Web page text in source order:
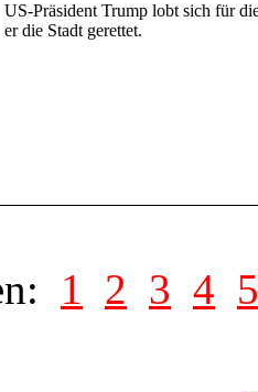
US-Präsident Trump lobt sich für
er die Stadt gerettet.
1 2 3 4 5